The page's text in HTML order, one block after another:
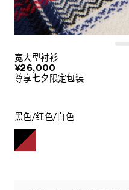
宽大型衬衫
¥26,000
尊享七夕限定包装
黑色/红色/白色